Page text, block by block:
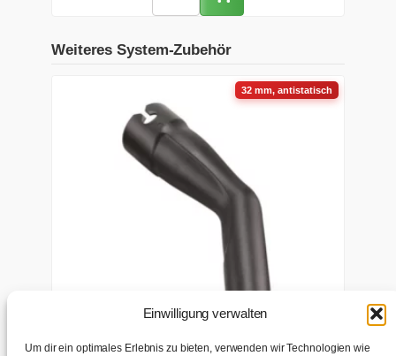
Einwilligung verwalten
Um dir ein optimales Erlebnis zu bieten, verwenden wir Technologien wie
Weiteres System-Zubehör
32 mm, antistatisch